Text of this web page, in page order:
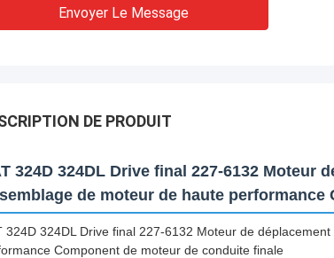
Envoyer Le Message
DE PRODUIT
324D 324DL Drive final 227-6132 Moteur
de moteur de haute
324D 324DL Drive final 227-6132 Moteur de
Component de moteur de conduite finale